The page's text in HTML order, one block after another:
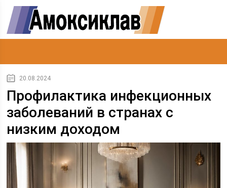
20.08.2024
Профилактика инфекционных
заболеваний в странах с
низким доходом